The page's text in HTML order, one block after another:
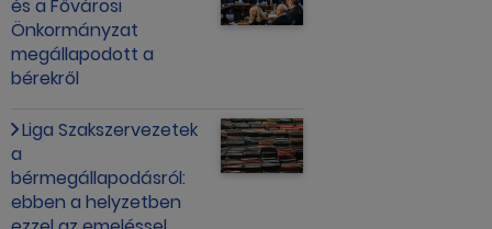
és a Fővárosi
Önkormányzat
megállapodott a
bérekről
Liga Szakszervezetek
a
bérmegállapodásról:
ebben a helyzetben